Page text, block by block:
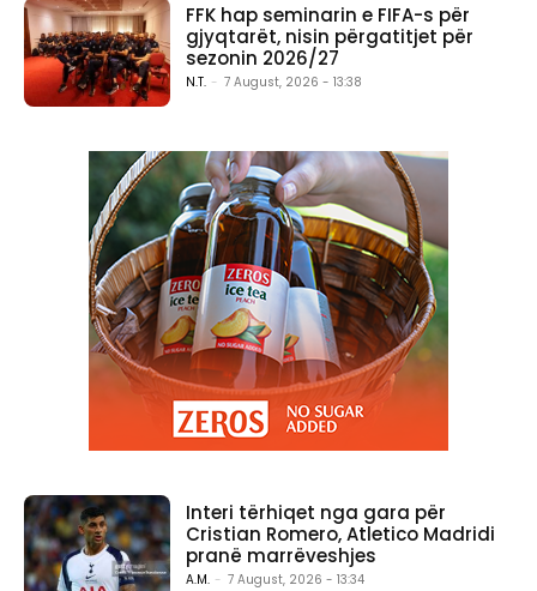
FFK hap seminarin e FIFA-s për
gjyqtarët, nisin përgatitjet për
sezonin 2026/27
N.T. - 7 August, 2026 - 13:38
Interi tërhiqet nga gara për
Cristian Romero, Atletico Madridi
pranë marrëveshjes
A.M. - 7 August, 2026 - 13:34